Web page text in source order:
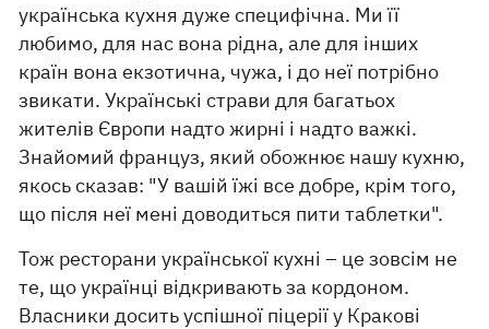
українська кухня дуже специфічна. Ми її
любимо, для нас вона рідна, але для інших
країн вона екзотична, чужа, і до неї потрібно
звикати. Українські страви для багатьох
жителів Європи надто жирні і надто важкі.
Знайомий француз, який обожнює нашу кухню,
якось сказав: "У вашій їжі все добре, крім того,
що після неї мені доводиться пити таблетки".
Тож ресторани української кухні – це зовсім не
те, що українці відкривають за кордоном.
Власники досить успішної піцерії у Кракові